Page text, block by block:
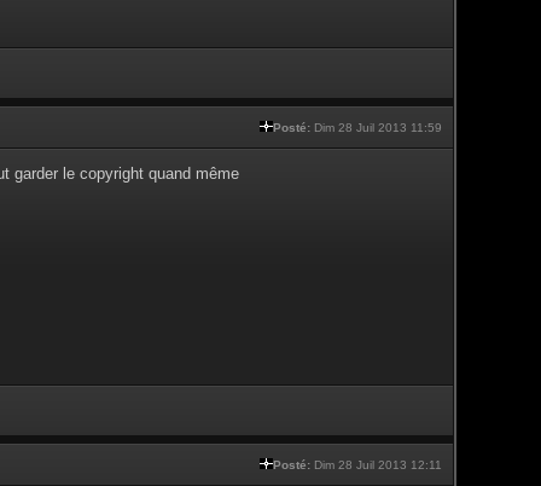
Posté: Dim 28 Juil 2013 11:59
garder le copyright quand même
Posté: Dim 28 Juil 2013 12:11